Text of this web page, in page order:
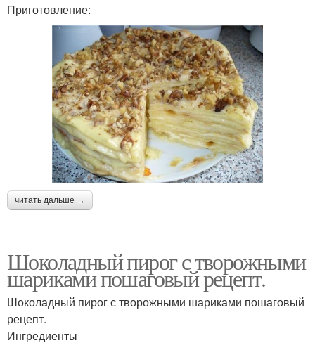
Приготовление:
читать дальше →
Шоколадный пирог с творожными
шариками пошаговый рецепт.
Шоколадный пирог с творожными шариками пошаговый
рецепт.
Ингредиенты